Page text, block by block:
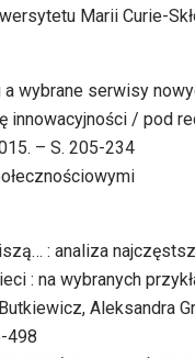
Marii Curie-
wybrane serwisy
innowacyjności / pod
– S. 205-234
: analiza
: na wybranych
Aleksandra
498